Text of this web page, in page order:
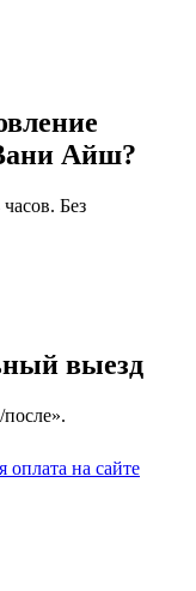
Айш?
Без
выезд
оплата на сайте